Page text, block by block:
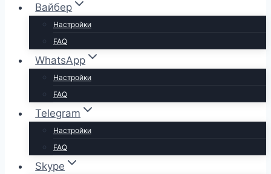
Вайбер
Настройки
FAQ
WhatsApp
Настройки
FAQ
Telegram
Настройки
FAQ
Skype